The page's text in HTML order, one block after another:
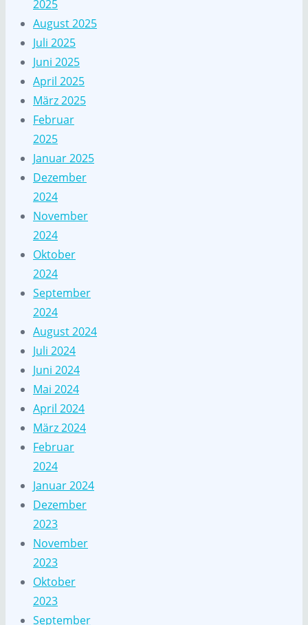
2025
August 2025
Juli 2025
Juni 2025
April 2025
März 2025
Februar
2025
Januar 2025
Dezember
2024
November
2024
Oktober
2024
September
2024
August 2024
Juli 2024
Juni 2024
Mai 2024
April 2024
März 2024
Februar
2024
Januar 2024
Dezember
2023
November
2023
Oktober
2023
September